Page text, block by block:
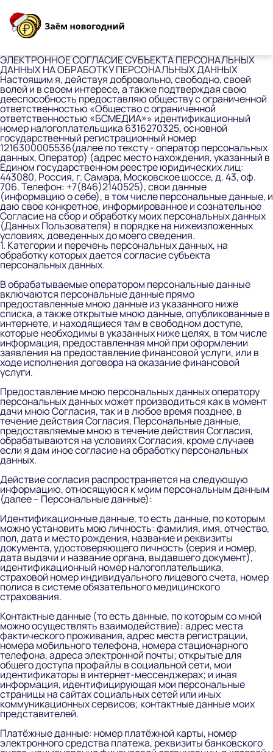
ЭЛЕКТРОННОЕ СОГЛАСИЕ СУБЪЕКТА ПЕРСОНАЛЬНЫХ
ДАННЫХ НА ОБРАБОТКУ ПЕРСОНАЛЬНЫХ ДАННЫХ
Настоящим я, действуя добровольно, свободно, своей
волей и в своем интересе, а также подтверждая свою
дееспособность предоставляю обществу с ограниченной
ответственностью «Общество с ограниченной
ответственностью «БСМЕДИА»» идентификационный
номер налогоплательщика 6316270325, основной
государственный регистрационный номер
1216300005536(далее по тексту - оператор персональных
данных, Оператор) (адрес место нахождения, указанный в
Едином государственном реестре юридических лиц:
443080, Россия, г. Самара, Московское шоссе, д. 43, оф.
706. Телефон: +7(846)2140525), свои данные
(информацию о себе), в том числе персональные данные, и
даю свое конкретное, информированное и сознательное
Согласие на сбор и обработку моих персональных данных
(Данных Пользователя) в порядке на нижеизложенных
условиях, доведенных до моего сведения.
1. Категории и перечень персональных данных, на
обработку которых дается согласие субъекта
персональных данных.
В обрабатываемые оператором персональные данные
включаются персональные данные прямо
предоставленные мною данные из указанного ниже
списка, а также открытые мною данные, опубликованные в
интернете, и находящиеся там в свободном доступе,
которые необходимы в указанных ниже целях, в том числе
информация, предоставленная мной при оформлении
заявления на предоставление финансовой услуги, или в
ходе исполнения договора на оказание финансовой
услуги.
Предоставление мною персональных данных оператору
персональных данных может производиться как в момент
дачи мною Согласия, так и в любое время позднее, в
течение действия Согласия. Персональные данные,
предоставляемые мною в течение действия Согласия,
обрабатываются на условиях Согласия, кроме случаев
если я дам иное согласие на обработку персональных
данных.
Действие согласия распространяется на следующую
информацию, относящуюся к моим персональным данным
(далее – Персональные данные):
Идентификационные данные, то есть данные, по которым
можно установить мою личность:фамилия, имя, отчество,
пол, дата и место рождения, название и реквизиты
документа, удостоверяющего личность (серия и номер,
дата выдачи и название органа, выдавшего документ),
идентификационный номер налогоплательщика,
страховой номер индивидуального лицевого счета, номер
полиса в системе обязательного медицинского
страхования.
Контактные данные (то есть данные, по которым со мной
можно осуществлять взаимодействие):адрес места
фактического проживания, адрес места регистрации,
номера мобильного телефона, номера стационарного
телефона, адреса электронной почты; открытые для
общего доступа профайлы в социальной сети, мои
идентификаторы в интернет-мессенджерах; и иная
информация, идентифицирующая мои персональные
страницы на сайтах социальных сетей или иных
коммуникационных сервисов; контактные данные моих
представителей.
Платёжные данные: номер платёжной карты, номер
электронного средства платежа, реквизиты банковского